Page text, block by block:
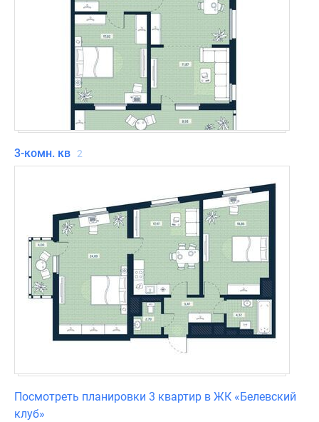
3-комн. кв 2
Посмотреть планировки 3 квартир в ЖК «Белевский
клуб»